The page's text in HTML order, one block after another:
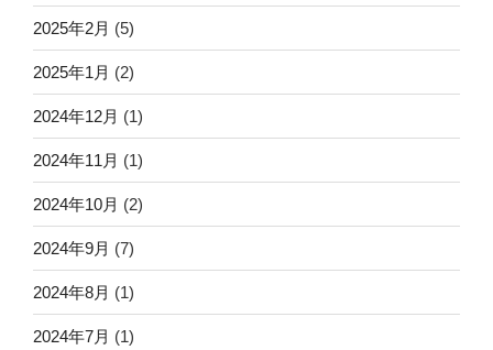
2025年2月 (5)
2025年1月 (2)
2024年12月 (1)
2024年11月 (1)
2024年10月 (2)
2024年9月 (7)
2024年8月 (1)
2024年7月 (1)